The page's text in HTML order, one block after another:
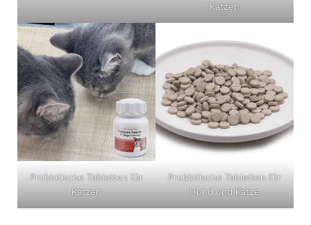
Katzen
Probiotische Tabletten für
Katzen
Probiotische Tabletten für
Hund und Katze